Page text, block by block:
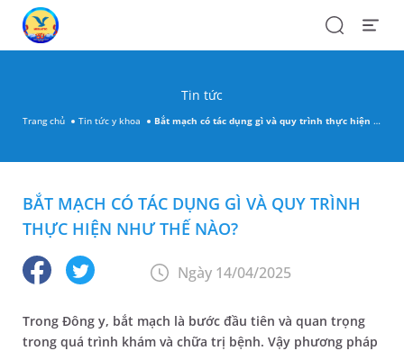
SearchOpen
Tin tức
Trang chủ Tin tức y khoa Bắt mạch có tác dụng gì và quy trình thực hiện như thế nào?
BẮT MẠCH CÓ TÁC DỤNG GÌ VÀ QUY TRÌNH
THỰC HIỆN NHƯ THẾ NÀO?
Ngày 14/04/2025
Trong Đông y, bắt mạch là bước đầu tiên và quan trọng
trong quá trình khám và chữa trị bệnh. Vậy phương pháp